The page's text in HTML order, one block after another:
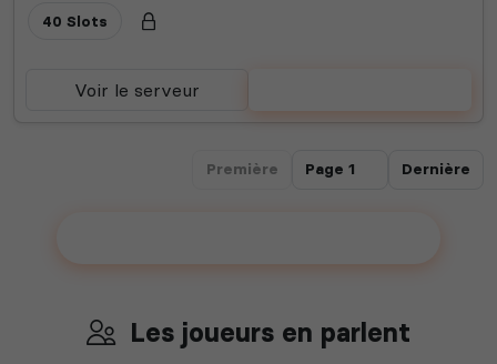
40 Slots
Voir le serveur
Première Dernière
Les joueurs en parlent